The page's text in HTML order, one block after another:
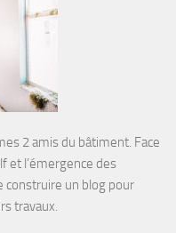
2 amis du bâtiment. Face
et l’émergence des
construire un blog pour
travaux.